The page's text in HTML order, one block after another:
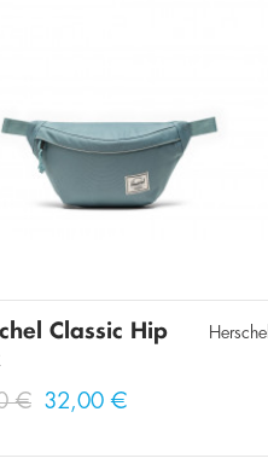
Classic Hip
Herschel
€ 32,00 €